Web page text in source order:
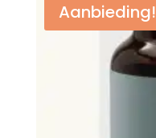
Aanbieding!